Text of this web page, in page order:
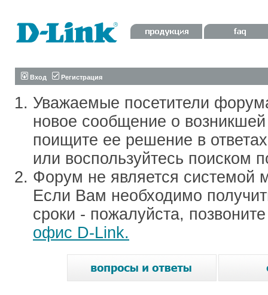
Вход Регистрация
Уважаемые посетители
новое сообщение о
поищите ее решение в
или воспользуйтесь поиском
Форум не является системой
Если Вам необходимо
сроки - пожалуйста,
офис D-Link.